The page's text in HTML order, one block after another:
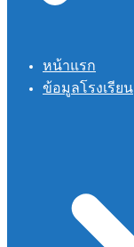
หน้าแรก
ข้อมูลโรงเรียน